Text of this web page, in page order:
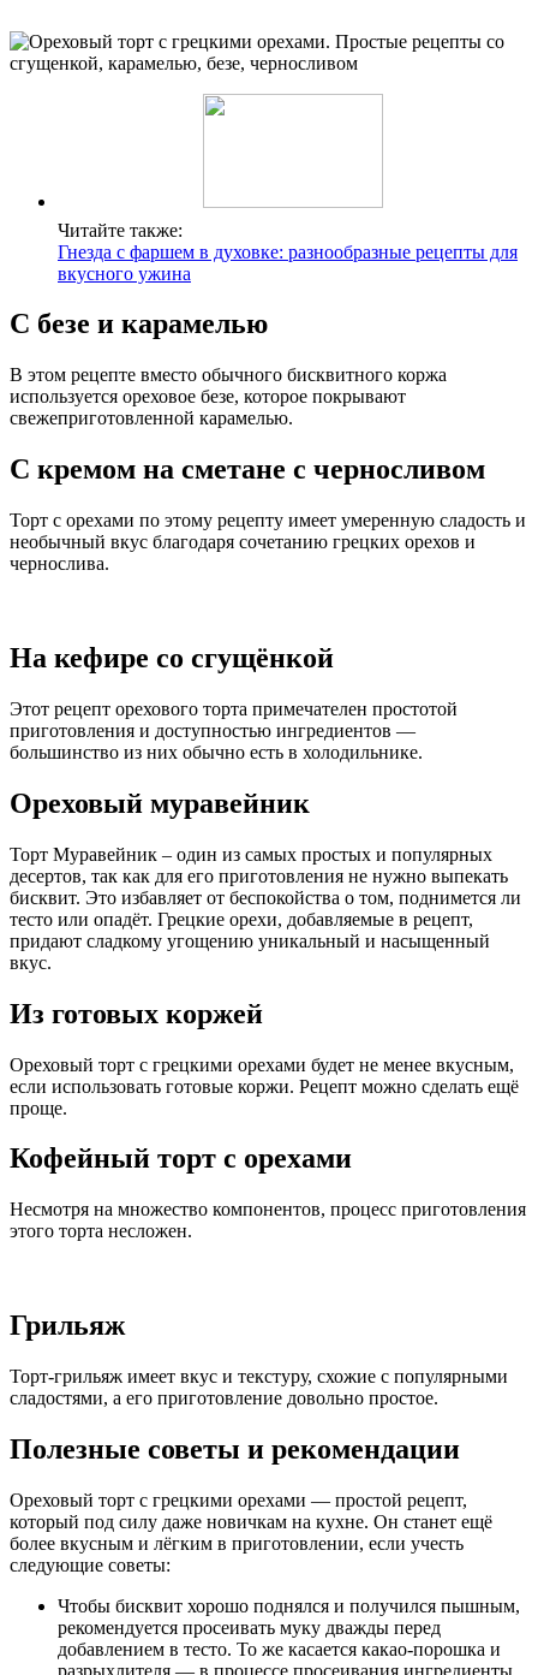
Читайте также:
Гнезда с фаршем в духовке: разнообразные рецепты для
вкусного ужина
С безе и карамелью
В этом рецепте вместо обычного бисквитного коржа
используется ореховое безе, которое покрывают
свежеприготовленной карамелью.
С кремом на сметане с черносливом
Торт с орехами по этому рецепту имеет умеренную сладость и
необычный вкус благодаря сочетанию грецких орехов и
чернослива.
На кефире со сгущёнкой
Этот рецепт орехового торта примечателен простотой
приготовления и доступностью ингредиентов —
большинство из них обычно есть в холодильнике.
Ореховый муравейник
Торт Муравейник – один из самых простых и популярных
десертов, так как для его приготовления не нужно выпекать
бисквит. Это избавляет от беспокойства о том, поднимется ли
тесто или опадёт. Грецкие орехи, добавляемые в рецепт,
придают сладкому угощению уникальный и насыщенный
вкус.
Из готовых коржей
Ореховый торт с грецкими орехами будет не менее вкусным,
если использовать готовые коржи. Рецепт можно сделать ещё
проще.
Кофейный торт с орехами
Несмотря на множество компонентов, процесс приготовления
этого торта несложен.
Грильяж
Торт-грильяж имеет вкус и текстуру, схожие с популярными
сладостями, а его приготовление довольно простое.
Полезные советы и рекомендации
Ореховый торт с грецкими орехами — простой рецепт,
который под силу даже новичкам на кухне. Он станет ещё
более вкусным и лёгким в приготовлении, если учесть
следующие советы:
Чтобы бисквит хорошо поднялся и получился пышным,
рекомендуется просеивать муку дважды перед
добавлением в тесто. То же касается какао-порошка и
разрыхлителя — в процессе просеивания ингредиенты